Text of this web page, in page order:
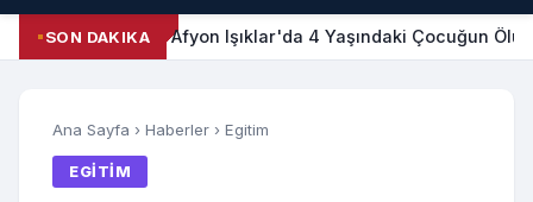
SON DAKIKA Afyon Işıklar'da 4 Yaşındaki Çocuğun
Ana Sayfa › Haberler › Egitim
EGITIM